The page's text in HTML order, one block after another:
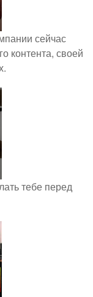
сейчас
контента, своей
тебе перед